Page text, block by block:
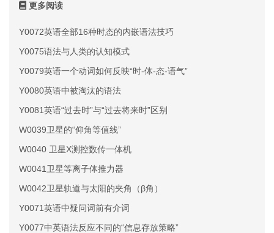
更多阅读
Y0072英语全部16种时态的内嵌语法技巧
Y0075语法与人类的认知模式
Y0079英语一个动词如何反映“时-体-态-语气”
Y0080英语中被淘汰的语法
Y0081英语“过去时”与“过去将来时”区别
W0039卫星的“仰角等值线”
W0040 卫星X测控数传一体机
W0041卫星等离子体推力器
W0042卫星轨道与太阳的夹角（β角）
Y0071英语中疑问词前有介词
Y0077中英语法反应不同的“信息存放策略”